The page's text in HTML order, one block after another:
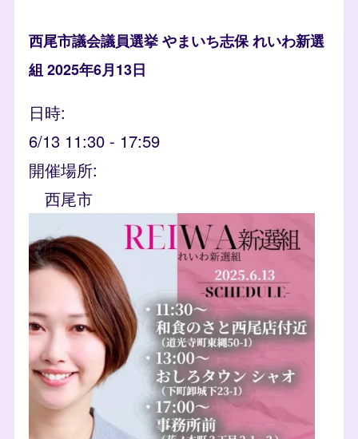
西尾市議会議員選挙 やまいち志保 れいわ新選
組 2025年6月13日
日時
6/13 11:30 - 17:59
開催場所
西尾市
event_banner